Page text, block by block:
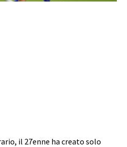
il 27enne ha creato solo